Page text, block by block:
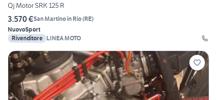
Qj Motor SRK 125 R
3.570 €San Martino in Rio(RE)
NuovoSport
Rivenditore LINEA MOTO